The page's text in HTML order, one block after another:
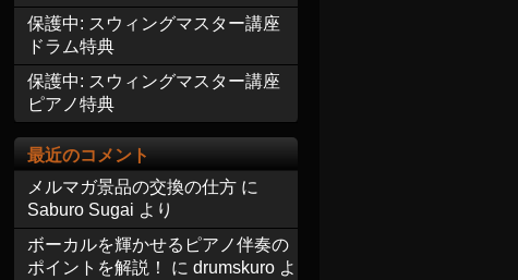
保護中: スウィングマスター講座
ドラム特典
保護中: スウィングマスター講座
ピアノ特典
最近のコメント
メルマガ景品の交換の仕方 に
Saburo Sugai より
ボーカルを輝かせるピアノ伴奏の
ポイントを解説！
に drumskuro よ